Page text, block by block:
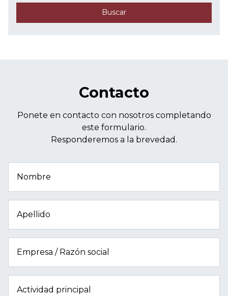
Buscar
Contacto
Ponete en contacto con nosotros completando
este formulario.
Responderemos a la brevedad.
Nombre
Apellido
Empresa / Razón social
Actividad principal